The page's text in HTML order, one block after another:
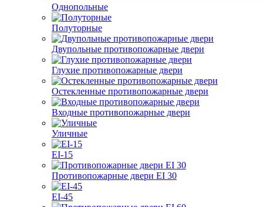
Однопольные
Полуторные
Двупольные противопожарные двери
Глухие противопожарные двери
Остекленные противопожарные двери
Входные противопожарные двери
Уличные
EI-15
Противопожарные двери EI 30
EI-45